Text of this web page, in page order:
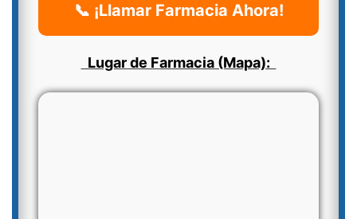
📞 ¡Llamar Farmacia Ahora!
Lugar de Farmacia (Mapa):